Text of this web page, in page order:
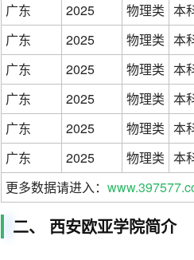
广东
2025 物理类 本
广东
2025 物理类 本
广东
2025 物理类 本
广东
2025 物理类 本
广东
2025 物理类 本
广东
2025 物理类 本
更多数据请进入：
二、 西安欧亚学院简介